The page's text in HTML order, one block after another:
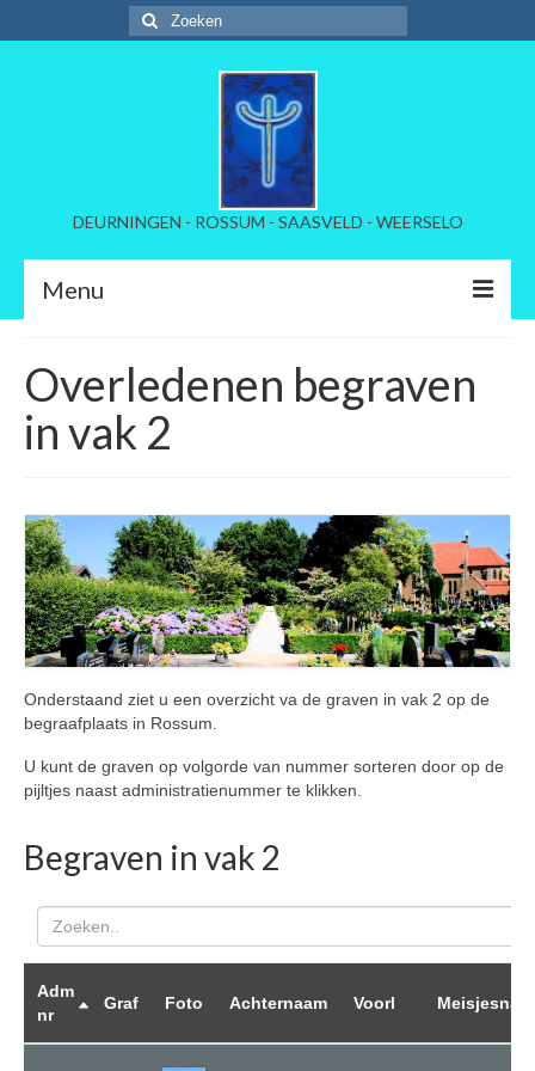
Zoeken
naar:
DEURNINGEN - ROSSUM - SAASVELD - WEERSELO
Menu
Kerkelijke instellinmg
Beheer begraafplaatsen
Reglement
Privacybeleid
Berichten
Deurningen
Rossum
Tarieven Rossum
Overledenen Rossum
Alle overledenen op alfabet
Overledenen begraven in vak 1
Overledenen begraven
in vak 2
Onderstaand ziet u een overzicht va de graven in vak 2 op de
begraafplaats in Rossum.
U kunt de graven op volgorde van nummer sorteren door op de
pijltjes naast administratienummer te klikken.
Begraven in vak 2
Search
Adm
nr
Graf Foto Achternaam Voorl